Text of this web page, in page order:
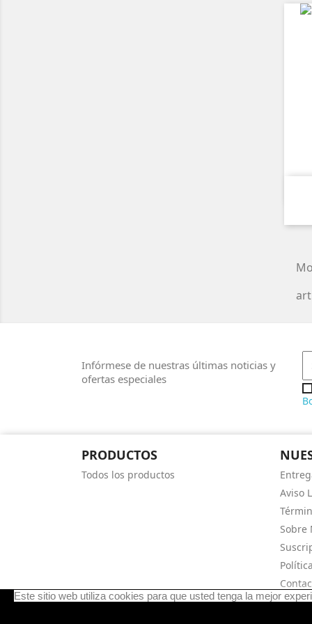
Infórmese de nuestras últimas noticias y
ofertas especiales
PRODUCTOS
Todos los productos
Aviso
Sobre
Este sitio web utiliza cookies para que usted tenga la mejor